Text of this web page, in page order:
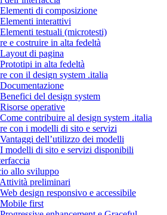
di composizione
interattivi
testuali (microtesti)
e costruire in alta fedeltà
di pagina
in alta fedeltà
con il design system .italia
del design system
operative
contribuire al design system .italia
con i modelli di sito e servizi
dell’utilizzo dei modelli
modelli di sito e servizi disponibili
allo sviluppo
preliminari
design responsivo e accessibile
first